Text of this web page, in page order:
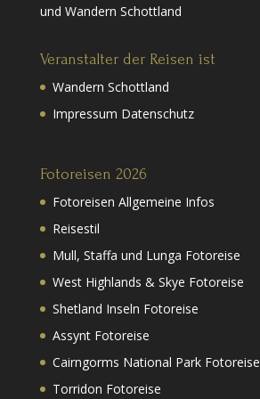
und Wandern Schottland
Veranstalter der Reisen ist
Wandern Schottland
Impressum Datenschutz
Fotoreisen 2026
Fotoreisen Allgemeine Infos
Reisestil
Mull, Staffa und Lunga Fotoreise
West Highlands & Skye Fotoreise
Shetland Inseln Fotoreise
Assynt Fotoreise
Cairngorms National Park Fotoreise
Torridon Fotoreise